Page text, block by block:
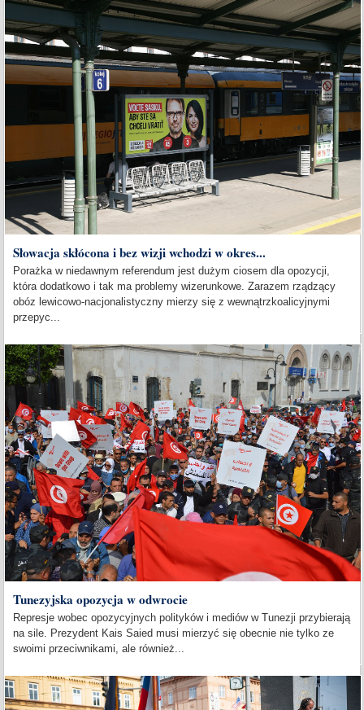
Słowacja skłócona i bez wizji wchodzi w okres...
Porażka w niedawnym referendum jest dużym ciosem dla opozycji,
która dodatkowo i tak ma problemy wizerunkowe. Zarazem rządzący
obóz lewicowo-nacjonalistyczny mierzy się z wewnątrzkoalicyjnymi
przepyc...
Tunezyjska opozycja w odwrocie
Represje wobec opozycyjnych polityków i mediów w Tunezji przybierają
na sile. Prezydent Kais Saied musi mierzyć się obecnie nie tylko ze
swoimi przeciwnikami, ale również...